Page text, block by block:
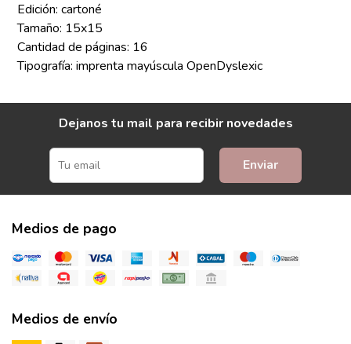
Edición: cartoné
Tamaño: 15x15
Cantidad de páginas: 16
Tipografía: imprenta mayúscula OpenDyslexic
Dejanos tu mail para recibir novedades
Enviar
Medios de pago
Medios de envío